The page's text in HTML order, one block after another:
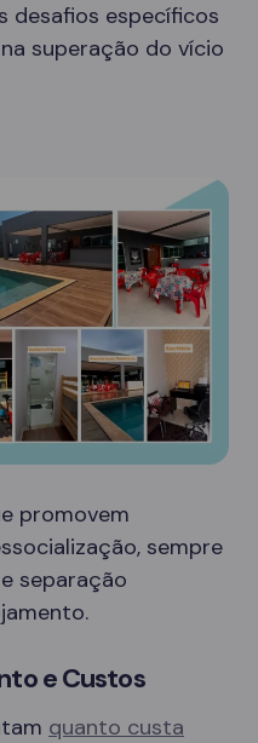
desafios específicos
superação do vício
promovem
sempre
separação
e Custos
quanto custa